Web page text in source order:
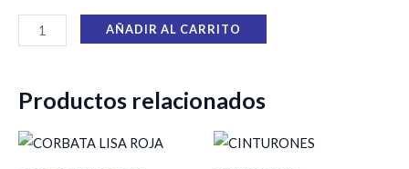
AÑADIR AL CARRITO
Productos relacionados